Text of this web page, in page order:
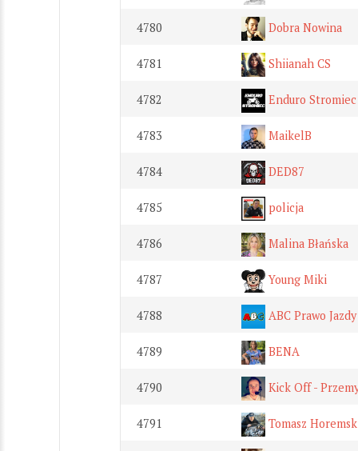
4780 Dobra Nowina
4781 Shiianah CS
4782 Enduro Stromiec
4783 MaikelB
4784 DED87
4785 policja
4786 Malina Błańska
4787 Young Miki
4788 ABC Prawo Jazdy
4789 BENA
4790 Kick Off -
4791 Tomasz